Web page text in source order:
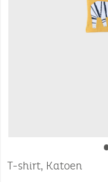
T-shirt, Katoen